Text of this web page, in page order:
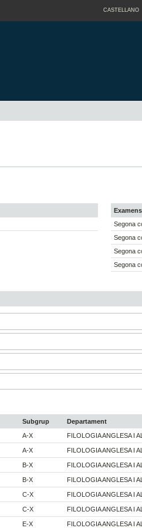
CASTELLANO
Examens
Segona
Segona
Segona
Segona
Subgrup Departament
A-X FILOLOGIA ANGLESA I
A-X FILOLOGIA ANGLESA I
B-X FILOLOGIA ANGLESA I
B-X FILOLOGIA ANGLESA I
C-X FILOLOGIA ANGLESA I
C-X FILOLOGIA ANGLESA I
E-X FILOLOGIA ANGLESA I